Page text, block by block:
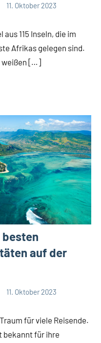
11. Oktober 2023
115 Inseln, die im
Afrikas gelegen sind.
weißen […]
besten
auf der
11. Oktober 2023
für viele Reisende.
bekannt für ihre